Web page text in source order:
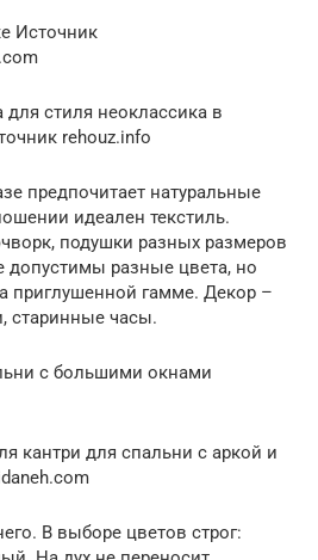
Источник
для стиля неоклассика в
rehouz.info
предпочитает натуральные
идеален текстиль.
подушки разных размеров
допустимы разные цвета, но
приглушенной гамме. Декор –
старинные часы.
с большими окнами
кантри для спальни с аркой и
В выборе цветов строг: